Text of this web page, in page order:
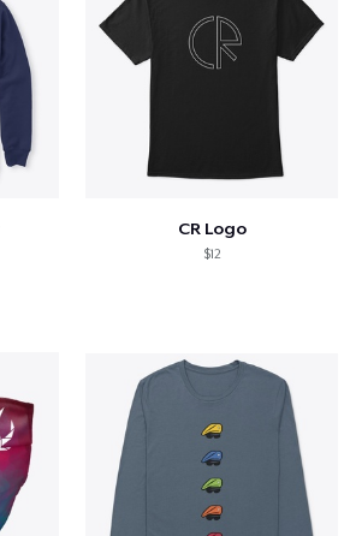
CR Logo
$12